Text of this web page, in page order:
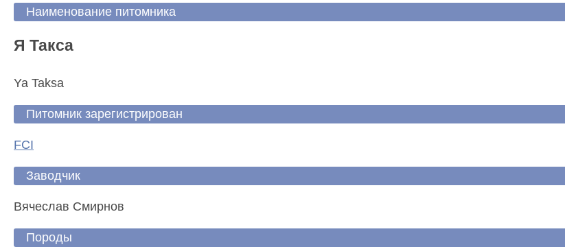
Наименование питомника
Я Такса
Ya Taksa
Питомник зарегистрирован
FCI
Заводчик
Вячеслав Смирнов
Породы